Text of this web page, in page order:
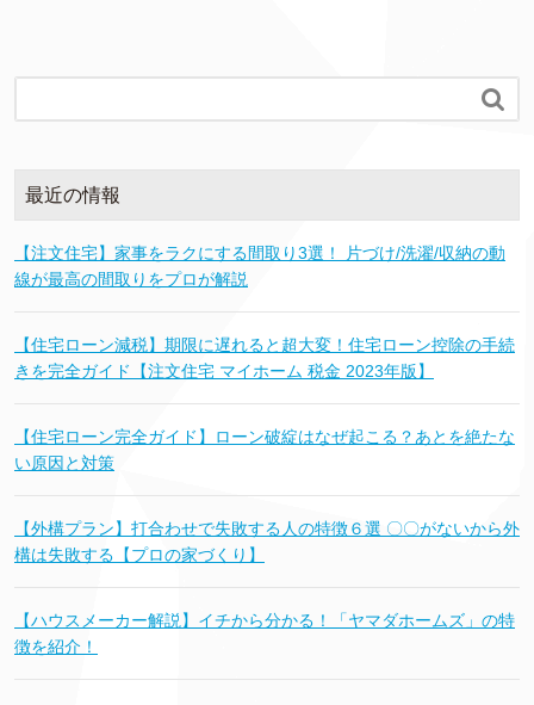

最近の情報
【注文住宅】家事をラクにする間取り3選！ 片づけ/洗濯/収納の動
線が最高の間取りをプロが解説
【住宅ローン減税】期限に遅れると超大変！住宅ローン控除の手続
きを完全ガイド【注文住宅 マイホーム 税金 2023年版】
【住宅ローン完全ガイド】ローン破綻はなぜ起こる？あとを絶たな
い原因と対策
【外構プラン】打合わせで失敗する人の特徴６選 〇〇がないから外
構は失敗する【プロの家づくり】
【ハウスメーカー解説】イチから分かる！「ヤマダホームズ」の特
徴を紹介！